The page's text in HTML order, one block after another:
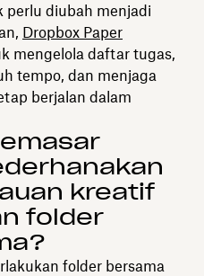
perlu diubah menjadi
Dropbox Paper
mengelola daftar tugas,
tempo, dan menjaga
berjalan dalam
kreatif
folder
folder bersama